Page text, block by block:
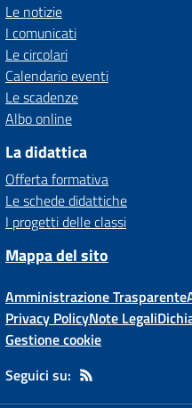
Le notizie
I comunicati
Le circolari
Calendario eventi
Le scadenze
Albo online
La didattica
Offerta formativa
Le schede didattiche
I progetti delle classi
Mappa del sito
Amministrazione Trasparente
Privacy PolicyNote Legali
Gestione cookie
Seguici su: